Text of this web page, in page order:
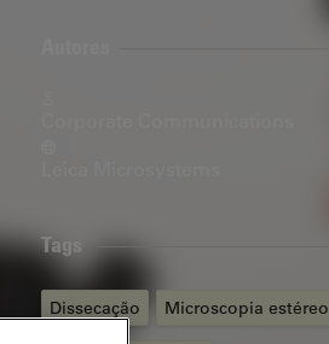
Tags
Dissecação Microscopia estéreo